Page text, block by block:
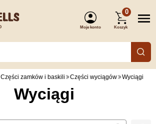
Moje konto
0
Koszyk
Części zamków i baskili Części wyciągów Wyciągi
Wyciągi